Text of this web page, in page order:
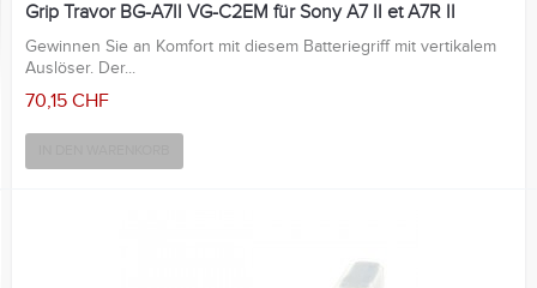
Grip Travor BG-A7II VG-C2EM für Sony A7 II et A7R II
Gewinnen Sie an Komfort mit diesem Batteriegriff mit vertikalem
Auslöser. Der...
70,15 CHF